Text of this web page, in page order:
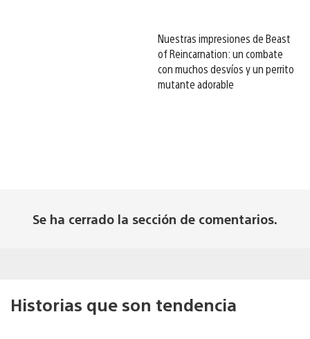
Nuestras impresiones de Beast
of Reincarnation: un combate
con muchos desvíos y un perrito
mutante adorable
Se ha cerrado la sección de comentarios.
Historias que son tendencia